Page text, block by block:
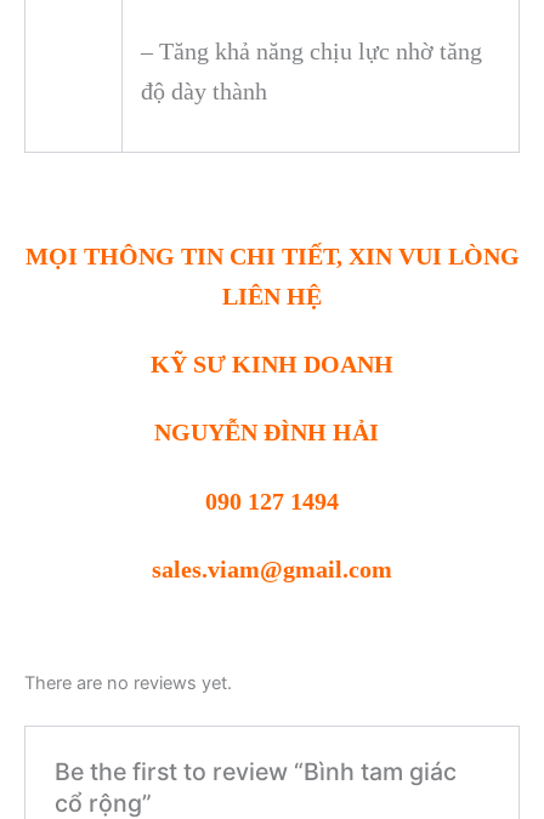
– Tăng khả năng chịu lực nhờ tăng
độ dày thành
MỌI THÔNG TIN CHI TIẾT, XIN VUI LÒNG
LIÊN HỆ
KỸ SƯ KINH DOANH
NGUYỄN ĐÌNH HẢI
090 127 1494
sales.viam@gmail.com
There are no reviews yet.
Be the first to review “Bình tam giác
cổ rộng”